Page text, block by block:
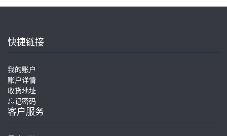
快捷链接
我的账户
账户详情
收货地址
忘记密码
客户服务